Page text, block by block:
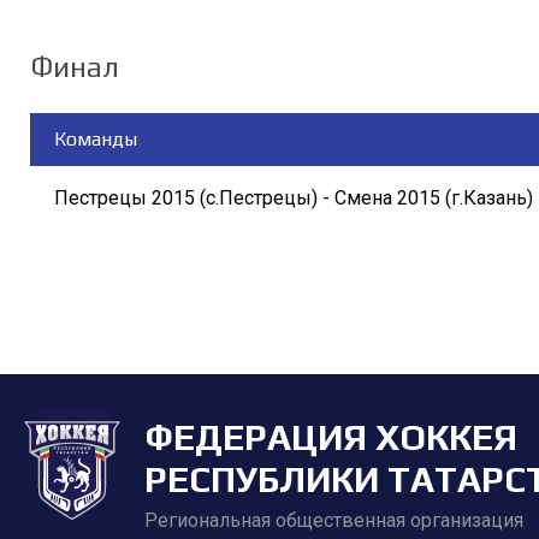
Финал
Команды
Пестрецы 2015 (с.Пестрецы) - Смена 2015 (г.Казань)
ФЕДЕРАЦИЯ ХОККЕЯ
РЕСПУБЛИКИ
Региональная общественная организация